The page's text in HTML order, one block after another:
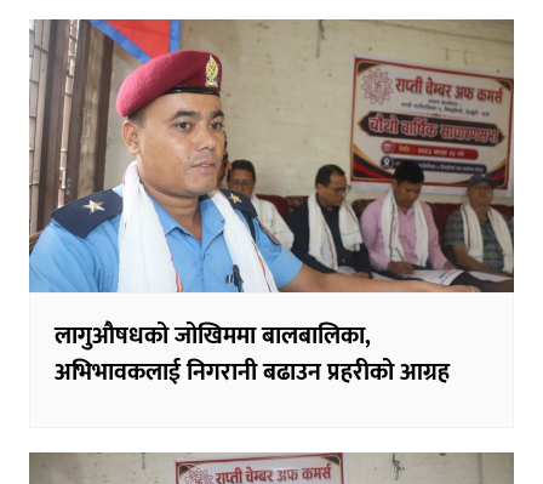
लागुऔषधको जोखिममा बालबालिका,
अभिभावकलाई निगरानी बढाउन प्रहरीको आग्रह